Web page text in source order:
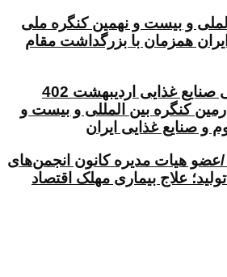
و بیست و نهمین کنگره ملی
همزمان با بزرگداشت مقام
بزرگترین رویداد علمی صنایع غذایی اردیبهشت 402
کنگره بین المللی و بیست و
و صنایع غذایی ایران
هیات مدیره کانون انجمن‌های
علاج بیماری مهلک اقتصاد